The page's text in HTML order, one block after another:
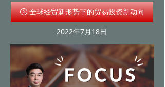
ꄤ 全球经贸新形势下的贸易投资新动向
2022年7月18日